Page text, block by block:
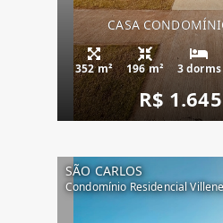
CASA
352 m² 196 m² 3 dorms
R$
SÃO CARLOS
Condomínio Residencial